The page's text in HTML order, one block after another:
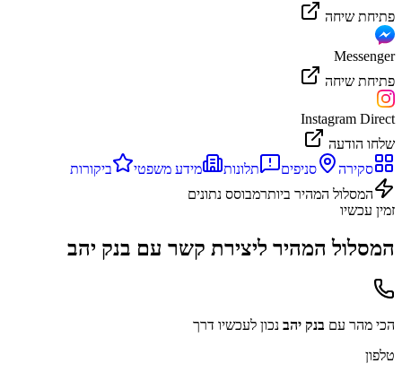
פתיחת שיחה
Messenger
פתיחת שיחה
Instagram Direct
שלחו הודעה
סקירה
סניפים תלונות מידע משפטי
ביקורות
המסלול המהיר ביותרמבוסס נתונים
זמין עכשיו
המסלול המהיר ליצירת קשר עם בנק יהב
הכי מהר עם בנק יהב נכון לעכשיו דרך
טלפון